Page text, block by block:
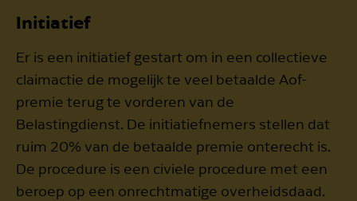
Initiatief
Er is een initiatief gestart om in een collectieve
claimactie de mogelijk te veel betaalde Aof-
premie terug te vorderen van de
Belastingdienst. De initiatiefnemers stellen dat
ruim 20% van de betaalde premie onterecht is.
De procedure is een civiele procedure met een
beroep op een onrechtmatige overheidsdaad.